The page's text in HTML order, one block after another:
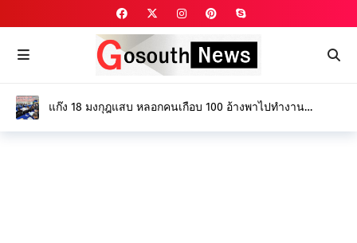
แก๊ง 18 มงกุฎแสบ หลอกคนเกือบ 100 อ้างพาไปทำงาน